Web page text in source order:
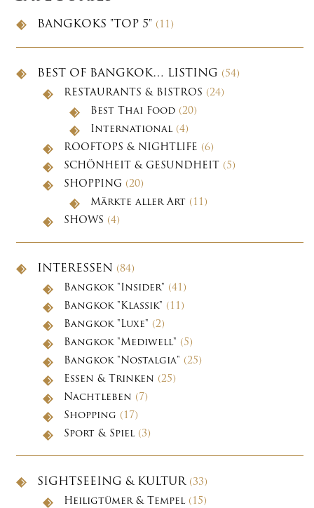
BANGKOKS "TOP 5" (11)
BEST OF BANGKOK… LISTING (54)
RESTAURANTS & BISTROS (24)
Best Thai Food (20)
International (4)
ROOFTOPS & NIGHTLIFE (6)
SCHÖNHEIT & GESUNDHEIT (5)
SHOPPING (20)
Märkte aller Art (11)
SHOWS (4)
INTERESSEN (84)
Bangkok "Insider" (41)
Bangkok "Klassik" (11)
Bangkok "Luxe" (2)
Bangkok "Mediwell" (5)
Bangkok "Nostalgia" (25)
Essen & Trinken (25)
Nachtleben (7)
Shopping (17)
Sport & Spiel (3)
SIGHTSEEING & KULTUR(33)
Heiligtümer & Tempel (15)